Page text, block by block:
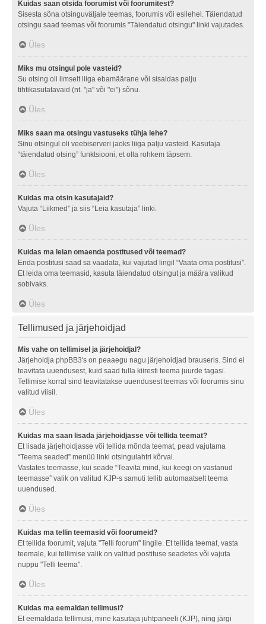
Kuidas saan otsida foorumist või foorumitest?
Sisesta sõna otsinguväljale teemas, foorumis või esilehel. Täiendatud
otsingu saad teemas või foorumis "Täiendatud otsingu" linki vajutades.
Üles
Miks mu otsingul pole vasteid?
Su otsing oli ilmselt liiga ebamäärane või sisaldas palju
tihtikasutatavaid (nt. "ja" või "ei") sõnu.
Üles
Miks saan ma otsingu vastuseks tühja lehe?
Sinu otsingul oli veebiserveri jaoks liiga palju vasteid. Kasutaja
“täiendatud otsing” funktsiooni, et olla rohkem täpsem.
Üles
Kuidas ma otsin kasutajaid?
Vajuta “Liikmed” ja siis “Leia kasutaja” linki.
Üles
Kuidas ma leian omaenda postitused või teemad?
Enda postitusi saad sa vaadata, kui vajutad lingil “Vaata oma postitusi”.
Et leida oma teemasid, kasuta täiendatud otsingut ja määra valikud
sobivaks.
Üles
Tellimused ja järjehoidjad
Mis vahe on tellimisel ja järjehoidjal?
Järjehoidja phpBB3's on peaaegu nagu järjehoidjad brauseris. Sind ei
teavitata uuendusest, kuid saad tulla kiiresti teema juurde tagasi.
Tellimise korral sind teavitatakse uuendusest teemas või foorumis sinu
valitud viisil.
Üles
Kuidas ma saan lisada järjehoidjasse või tellida teemat?
Et lisada järjehoidjasse või tellida mõnda teemat, pead vajutama
“Teema seaded” menüü linki otsingulahtri kõrval.
Vastates teemasse, kui seade “Teavita mind, kui keegi on vastanud
teemasse” valik on valitud KJP-s samuti tellib automaatselt teema
uuendused.
Üles
Kuidas ma tellin teemasid või foorumeid?
Et tellida foorumit, vajuta "Telli foorum" lingile. Et tellida teemat, vasta
teemale, kui tellimise valik on valitud postituse seadetes või vajuta
nuppu "Telli teema".
Üles
Kuidas ma eemaldan tellimusi?
Et eemaldada tellimusi, mine kasutaja juhtpaneeli (KJP), ning järgi